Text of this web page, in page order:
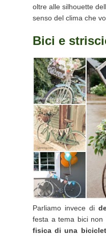
oltre alle silhouette
senso del clima che
Bici e
Parliamo invece di
festa a tema bici non
fisica di una